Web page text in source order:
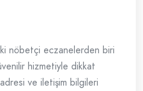
nöbetçi eczanelerden biri
hizmetiyle dikkat
ve iletişim bilgileri